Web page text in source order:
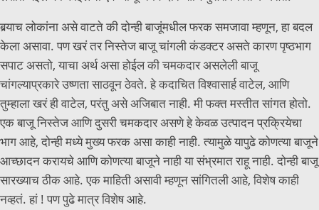
बर्‍याच लोकांना असे वाटते की दोन्ही बाजूंमधील फरक समजावा म्हणून, हा बदल
केला असावा. पण खरं तर निस्तेज बाजू चांगली कंडक्टर असते कारण पृष्ठभाग
सपाट असतो, याचा अर्थ असा होईल की चमकदार असलेली बाजू
चांगल्याप्रकारे उष्णता साठवून ठेवते. हे कदाचित विश्वासार्ह वाटेल, आणि
तुम्हाला खरं ही वाटेल, परंतु असे अजिबात नाही. मी फक्त मस्तीत सांगत होतो.
एक बाजू निस्तेज आणि दुसरी चमकदार असणे हे केवळ उत्पादन प्रक्रियेचा
भाग आहे, दोन्ही मध्ये मुख्य फरक असा काही नाही. त्यामुळे यापुढे कोणत्या बाजूने
आच्छादन करायचे आणि कोणत्या बाजूने नाही या संभ्रमात राहू नाही. दोन्ही बाजू
सारख्याच ठीक आहे. एक माहिती असावी म्हणून सांगितली आहे, विशेष काही
नव्हतं. हां ! पण पुढे मात्र विशेष आहे.